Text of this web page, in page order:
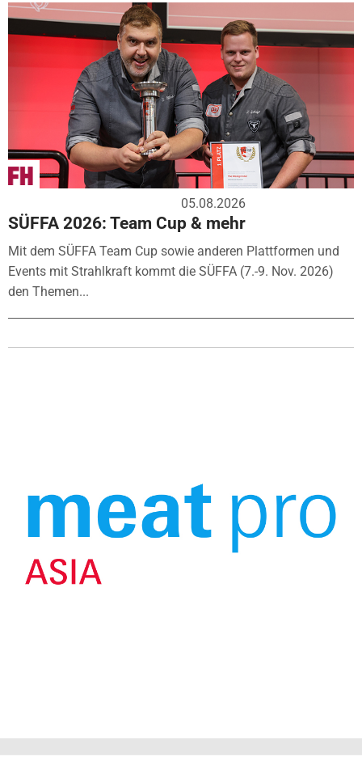
05.08.2026
SÜFFA 2026: Team Cup & mehr
Mit dem SÜFFA Team Cup sowie anderen Plattformen und
Events mit Strahlkraft kommt die SÜFFA (7.-9. Nov. 2026)
den Themen...